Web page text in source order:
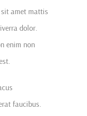
amet mattis
dolor.
enim non
faucibus.